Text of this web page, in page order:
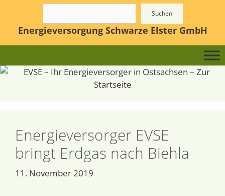
springen
Suchen
Energieversorgung Schwarze Elster GmbH
Energieversorger EVSE
bringt Erdgas nach Biehla
11. November 2019